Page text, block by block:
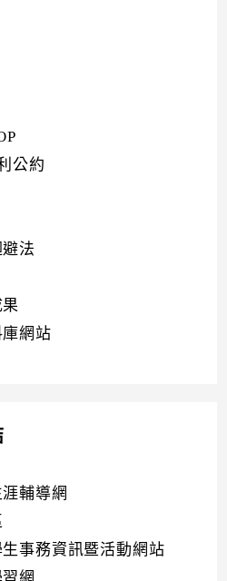
公約
法
網站
輔導網
事務資訊暨活動網站
網